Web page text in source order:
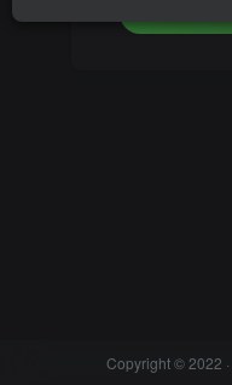
Copyright © 2022 ·